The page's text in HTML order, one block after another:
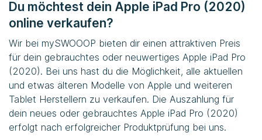
Du möchtest dein Apple iPad Pro (2020)
online verkaufen?
Wir bei mySWOOOP bieten dir einen attraktiven Preis
für dein gebrauchtes oder neuwertiges Apple iPad Pro
(2020). Bei uns hast du die Möglichkeit, alle aktuellen
und etwas älteren Modelle von Apple und weiteren
Tablet Herstellern zu verkaufen. Die Auszahlung für
dein neues oder gebrauchtes Apple iPad Pro (2020)
erfolgt nach erfolgreicher Produktprüfung bei uns.